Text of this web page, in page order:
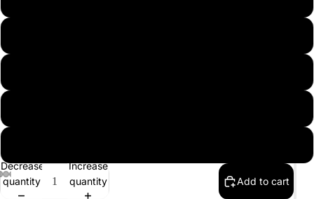
Decrease
quantity
Increase
quantity
Add to cart